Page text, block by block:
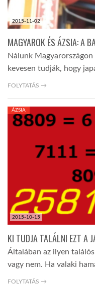
2015-11-02
MAGYAROK ÉS ÁZSIA: A
Nálunk
kevesen tudják, hogy
FOLYTATÁS →
2015-10-15
ÁZSIA
KI TUDJA TALÁLNI EZT A
Általában az ilyen
vagy nem. Ha valaki
FOLYTATÁS →